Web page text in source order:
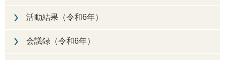
活動結果（令和6年）
会議録（令和6年）